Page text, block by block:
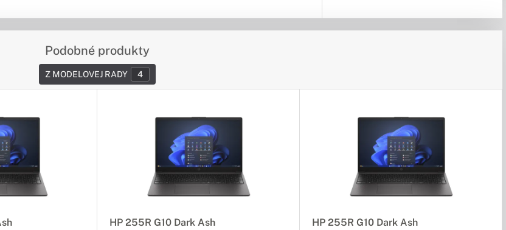
Podobné produkty
Z MODELOVEJ RADY 4
HP 255R G10 Dark Ash HP 255R G10 Dark Ash